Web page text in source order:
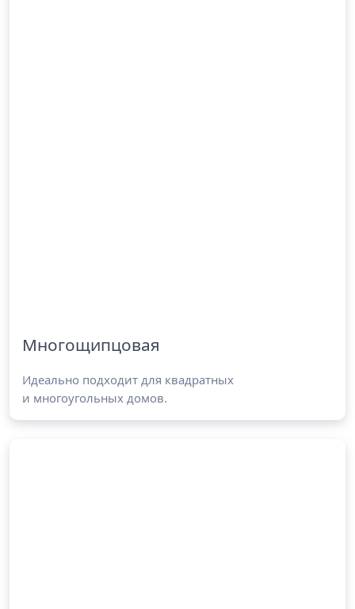
Многощипцовая
Идеально подходит для квадратных
и многоугольных домов.